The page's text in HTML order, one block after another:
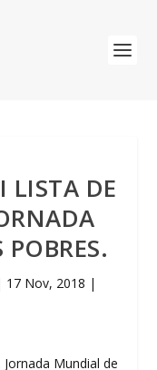
LISTA DE
17 Nov, 2018 |